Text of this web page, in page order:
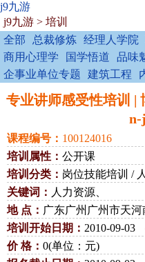
j9九游
j9九游 > 培训
全部
总裁修炼 经理人学院
商用心理学
国学悟道 品味
企事业单位专题
建筑工程
专业讲师感受性培训 |
n-
课程编号： 100124016
培训属性： 公开课
培训分类： 岗位技能培训 /
关键词： 人力资源、
地 点： 广东广州广州市天
培训开始日期： 2010-09-03
价 格： 0(单位：元)